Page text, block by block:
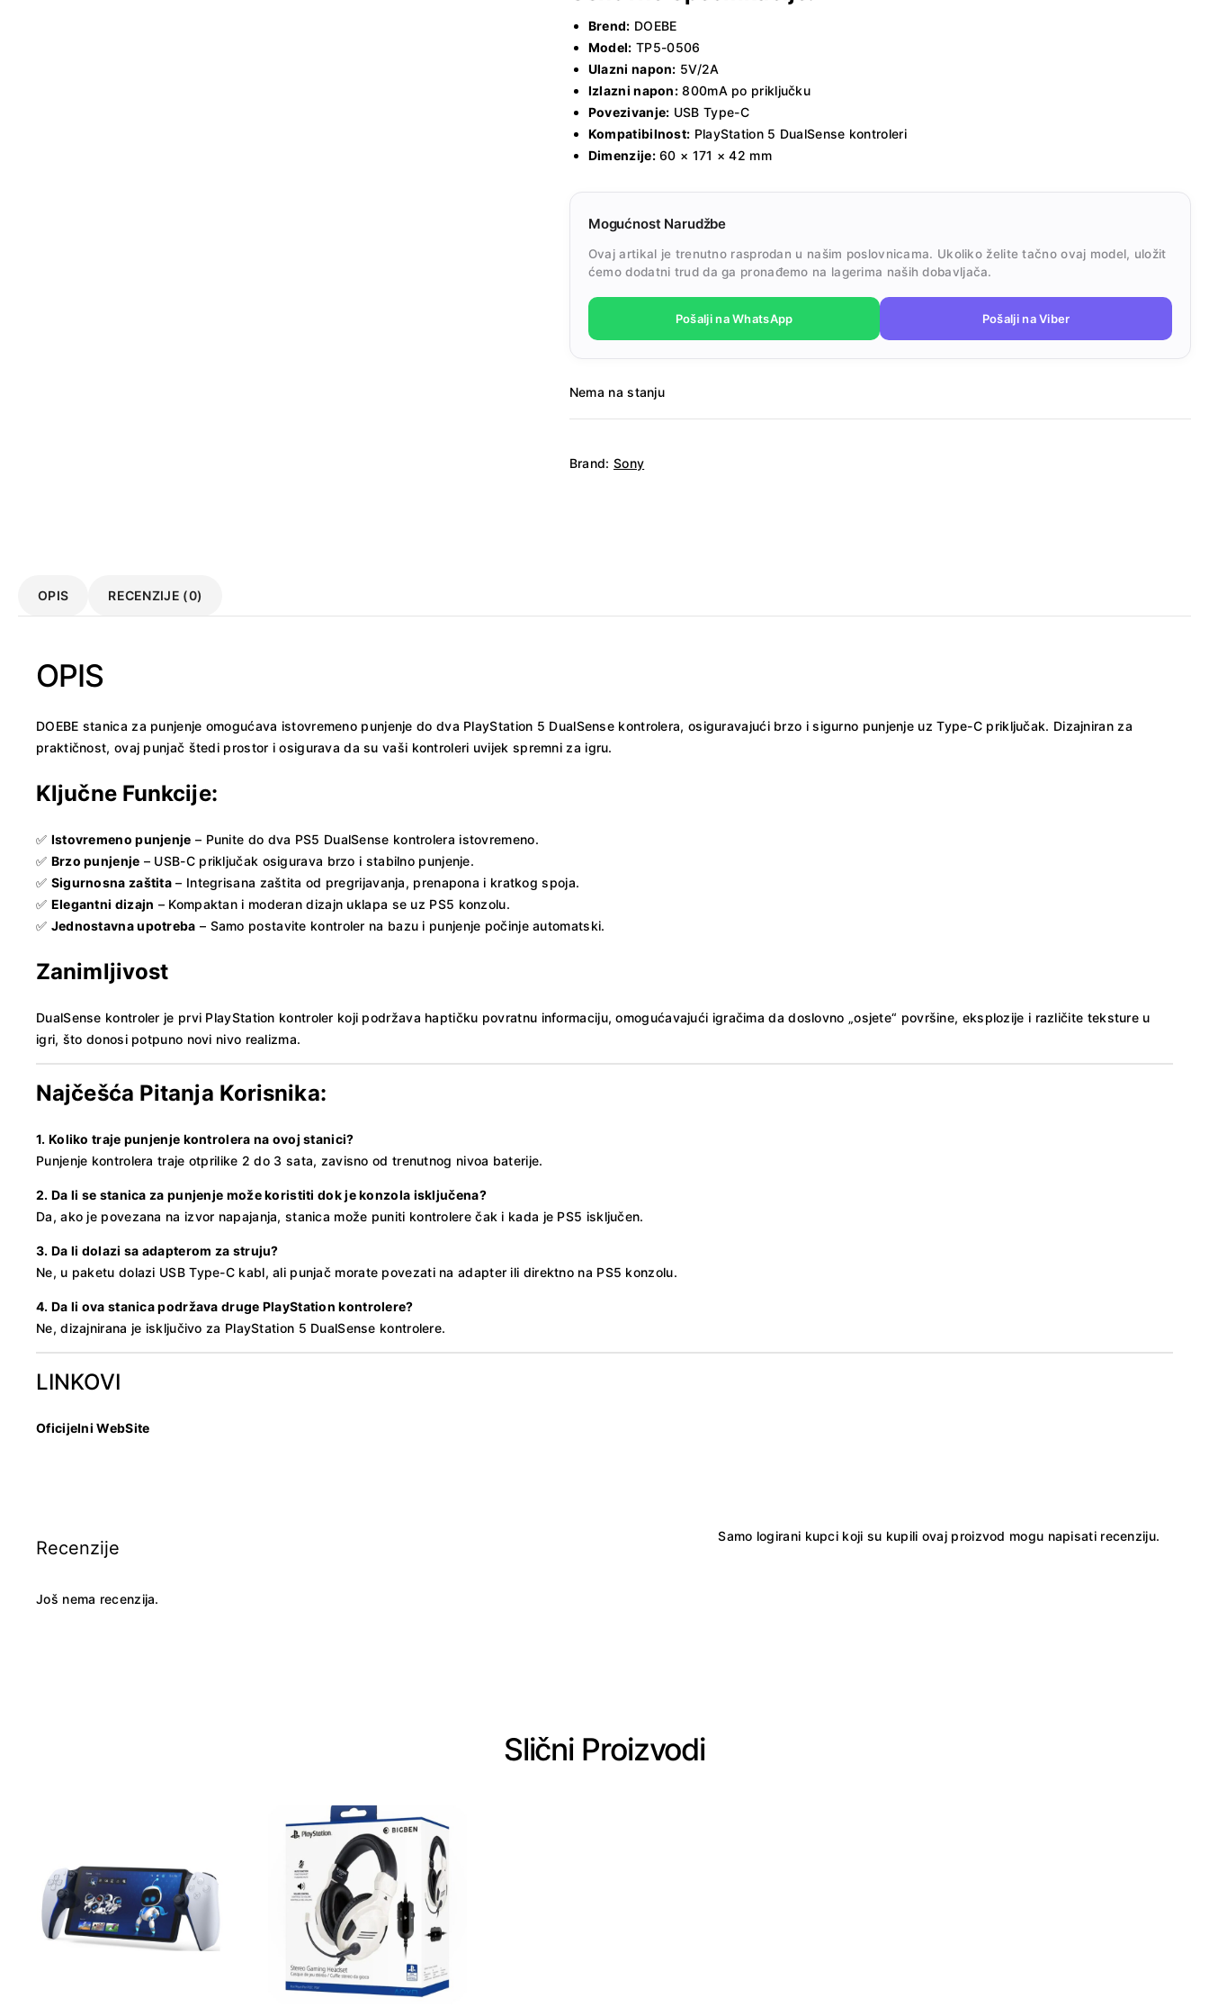
Brend: DOEBE
Model: TP5-0506
Ulazni napon: 5V/2A
Izlazni napon: 800mA po priključku
Povezivanje: USB Type-C
Kompatibilnost: PlayStation 5 DualSense kontroleri
Dimenzije:60 × 171 × 42 mm
Mogućnost Narudžbe
Ovaj artikal je trenutno rasprodan u našim poslovnicama. Ukoliko želite tačno ovaj model, uložit
ćemo dodatni trud da ga pronađemo na lagerima naših dobavljača.
Pošalji na WhatsApp Pošalji na Viber
Nema na stanju
Brand: Sony
OPIS RECENZIJE (0)
OPIS
DOEBE stanica za punjenje omogućava istovremeno punjenje do dva PlayStation 5 DualSense kontrolera, osiguravajući brzo i sigurno punjenje uz Type-C priključak. Dizajniran za
praktičnost, ovaj punjač štedi prostor i osigurava da su vaši kontroleri uvijek spremni za igru.
Ključne Funkcije:
✅ Istovremeno punjenje – Punite do dva PS5 DualSense kontrolera istovremeno.
✅ Brzo punjenje – USB-C priključak osigurava brzo i stabilno punjenje.
✅ Sigurnosna zaštita – Integrisana zaštita od pregrijavanja, prenapona i kratkog spoja.
✅ Elegantni dizajn – Kompaktan i moderan dizajn uklapa se uz PS5 konzolu.
✅ Jednostavna upotreba – Samo postavite kontroler na bazu i punjenje počinje automatski.
Zanimljivost
DualSense kontroler je prvi PlayStation kontroler koji podržava haptičku povratnu informaciju, omogućavajući igračima da doslovno „osjete“ površine, eksplozije i različite teksture u
igri, što donosi potpuno novi nivo realizma.
Najčešća Pitanja Korisnika:
1. Koliko traje punjenje kontrolera na ovoj stanici?
Punjenje kontrolera traje otprilike 2 do 3 sata, zavisno od trenutnog nivoa baterije.
2. Da li se stanica za punjenje može koristiti dok je konzola isključena?
Da, ako je povezana na izvor napajanja, stanica može puniti kontrolere čak i kada je PS5 isključen.
3. Da li dolazi sa adapterom za struju?
Ne, u paketu dolazi USB Type-C kabl, ali punjač morate povezati na adapter ili direktno na PS5 konzolu.
4. Da li ova stanica podržava druge PlayStation kontrolere?
Ne, dizajnirana je isključivo za PlayStation 5 DualSense kontrolere.
LINKOVI
Oficijelni WebSite
Recenzije
Još nema recenzija.
Samo logirani kupci koji su kupili ovaj proizvod mogu napisati recenziju.
Slični Proizvodi